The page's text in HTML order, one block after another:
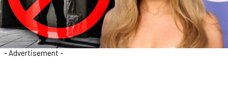
- Advertisement -